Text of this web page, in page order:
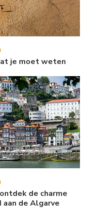
je moet weten
de charme
de Algarve